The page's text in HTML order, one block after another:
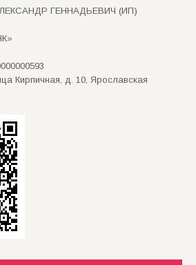
ГЕННАДЬЕВИЧ (ИП)
Кирпичная, д. 10, Ярославская